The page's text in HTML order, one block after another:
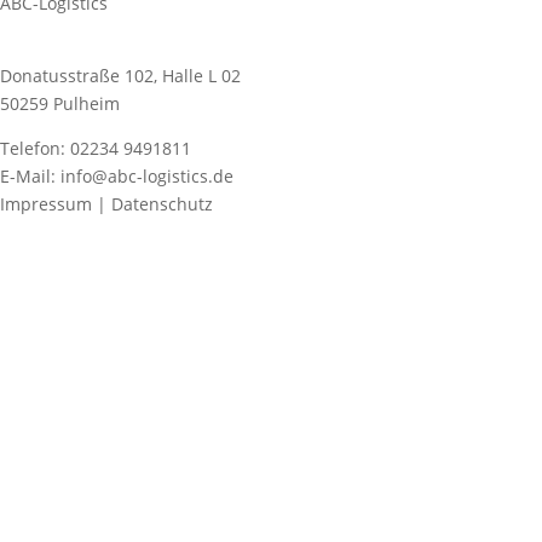
Donatusstraße 102, Halle L 02
50259 Pulheim
Telefon: 02234 9491811
E-Mail: info@abc-logistics.de
Impressum | Datenschutz